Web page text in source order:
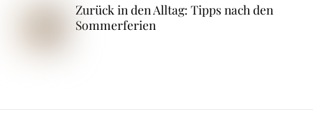
Zurück in den Alltag: Tipps nach den
Sommerferien